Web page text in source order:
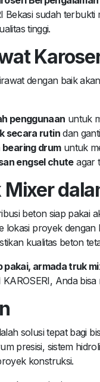
Bekasi sudah
tinggi.
dengan baik
penggunaan untuk
secara rutindan
bearing drumuntuk
engsel chuteagar
Mixer
beton siap pakai
lokasi proyek
kualitas beton
pakai, armada truk
Anda
solusi tepat bagi
presisi, sistem
konstruksi.